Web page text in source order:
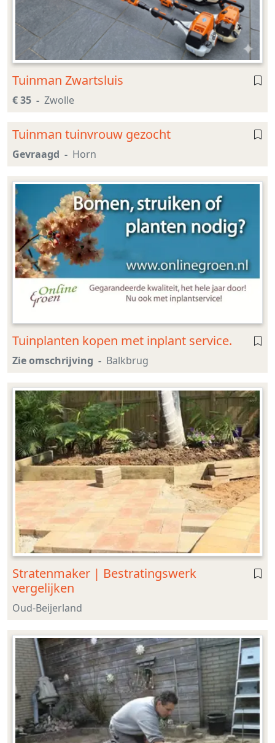
Tuinman Zwartsluis
€ 35 Zwolle
Tuinman tuinvrouw gezocht
Gevraagd Horn
Tuinplanten kopen met inplant service.
Zie omschrijving Balkbrug
Stratenmaker | Bestratingswerk
vergelijken
Oud-Beijerland